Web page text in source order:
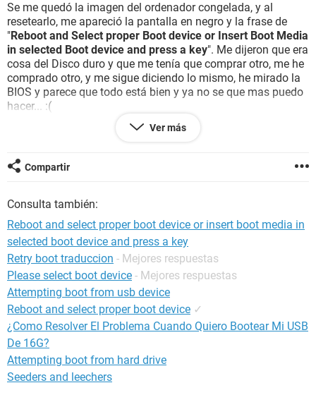
Se me quedó la imagen del ordenador congelada, y al
resetearlo, me apareció la pantalla en negro y la frase de
"Reboot and Select proper Boot device or Insert Boot Media
in selected Boot device and press a key". Me dijeron que era
cosa del Disco duro y que me tenía que comprar otro, me he
comprado otro, y me sigue diciendo lo mismo, he mirado la
BIOS y parece que todo está bien y ya no se que mas puedo
hacer... :(
Ver más
Compartir
Consulta también:
Reboot and select proper boot device or insert boot media in
selected boot device and press a key
Retry boot traduccion - Mejores respuestas
Please select boot device - Mejores respuestas
Attempting boot from usb device
Reboot and select proper boot device ✓
¿Como Resolver El Problema Cuando Quiero Bootear Mi USB
De 16G?
Attempting boot from hard drive
Seeders and leechers